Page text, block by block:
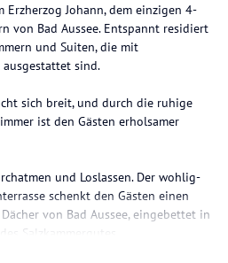
Johann, dem einzigen 4-
von Bad Aussee. Entspannt residiert
und Suiten, die mit
sind.
sich breit, und durch die ruhige
ist den Gästen erholsamer
und Loslassen. Der wohlig-
schenkt den Gästen einen
von Bad Aussee, eingebettet in
Salzkammergutes.